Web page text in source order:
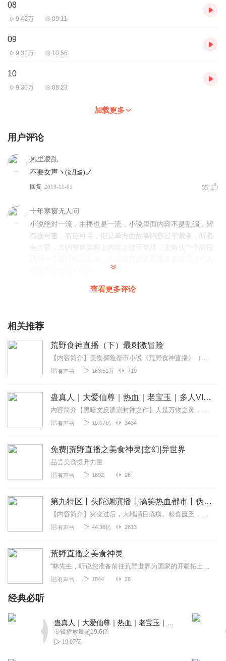
08
9.42万 09:11
09
9.31万 10:56
10
9.30万 08:23
加载更多
用户评论
风里凌乱
不要女声ヽ(≧Д≦)ノ
回复 2019-11-01 55
十年寒窗无人问
小说绝对一流，主播也是一流，小说里面内容不是乱编，皆
有据可查，有迹可寻，但是单方面故事内容过于紧凑，听着
有点紧，大的整体架构上内容上过于繁琐，主角从一个阶段
原来书名叫《娱乐之荒野食神》
孤心未眠6
年轻人不讲武德，耗子尾汁
爱听书的爬爬
我很爱听，书写的不错，比起原来看的玄幻爽文，这种风格
主播也很棒，除了本身声音的音色以外，也可以听出从一开
始的不熟悉，努力地向着听众满意的方向进步，能听出他确
实站在听众的角度去为听众满足一些需求，我很喜欢加入女
声负责女性，这样一来大家可能会更加容易接受。
2020-11-18
大侠请留步！老夫算了一卦，看你并非泛泛之辈，将来必成
力，然后我们一统天下，霸占一楼！你意下如何？
回复 2021-02-26
播讲非常棒，从语气的把握到节奏的掌控都非常完美，普通
十分准确的掌握小说的节奏，能让人听得身临其境，听一会
查看更多评论
相关推荐
荒野食神直播（下）最刺激冒险
【内容简介】美食探险都市小说《荒野食神直播》（下部）离开自动化的电器之都，远离雾霾弥漫的繁华都市，他要周游世界，去孤岛、沼泽、山脉、雨林……挑战最刺激的冒...
有声书 163.51万 719
蛊真人｜大爱仙尊｜热血｜老宝玉｜多人VIP免费有声剧
内容简介【黑暗文反派流封神之作】人是万物之灵，蛊是天地真精。一个穿越者不断重生的故事。一个养蛊、炼蛊、用蛊的奇特世界。配音组（男角色）老宝玉旁白...
有声书 19.07亿 3434
免费|荒野直播之美食神灵|玄幻|异世界
品尝美食提升力量
有声书 1892 28
第九特区丨头陀渊演播丨搞笑热血都市丨伪戒丨VIP免费多人有声剧
【内容简介】灾变过后，大地满目疮痍。粮食匮乏，资源紧俏，局势混乱……一位从待规划区杀出来的青年，背对着漫天黄沙，孤身来到九区谋生，却不曾想偶然结识三五好友，一念...
有声书 44.36亿 2813
荒野直播之美食神灵
“林先生，听说您准备前往荒野世界为国家的开疆拓土贡献一份力量？”“林先生，听说您是一位美食家，您确定要参与这种危险系数不确定的荒野拓土？”“林先生，听说...
有声书 1844 26
经典必听
专辑播放量超19.6亿
19.07亿